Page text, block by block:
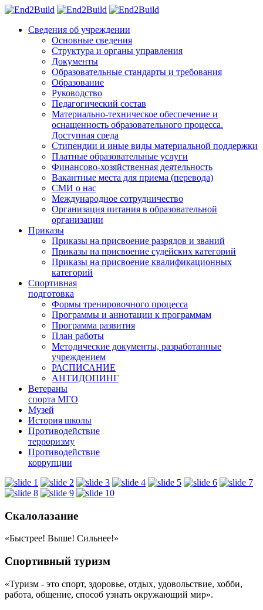
Сведения об учреждении
Основные сведения
Структура и органы управления
Документы
Образовательные стандарты и требования
Образование
Руководство
Педагогический состав
Материально-техническое обеспечение и
оснащенность образовательного процесса.
Доступная среда
Стипендии и иные виды материальной поддержки
Платные образовательные услуги
Финансово-хозяйственная деятельность
Вакантные места для приема (перевода)
СМИ о нас
Международное сотрудничество
Организация питания в образовательной
организации
Приказы
Приказы на присвоение разрядов и званий
Приказы на присвоение судейских категорий
Приказы на присвоение квалификационных
категорий
Спортивная
подготовка
Формы тренировочного процесса
Программы и аннотации к программам
Программа развития
План работы
Методические документы, разработанные
учреждением
РАСПИСАНИЕ
АНТИДОПИНГ
Ветераны
спорта МГО
Музей
История школы
Противодействие
терроризму
Противодействие
коррупции
Скалолазание
«Быстрее! Выше! Сильнее!»
Спортивный туризм
«Туризм - это спорт, здоровье, отдых, удовольствие, хобби,
работа, общение, способ узнать окружающий мир».